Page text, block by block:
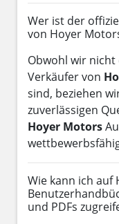
Wer ist der
von Hoyer
Obwohl wir
Verkäufer von
sind, beziehen
zuverlässigen
Hoyer Motors
Wie kann ich auf
und PDFs